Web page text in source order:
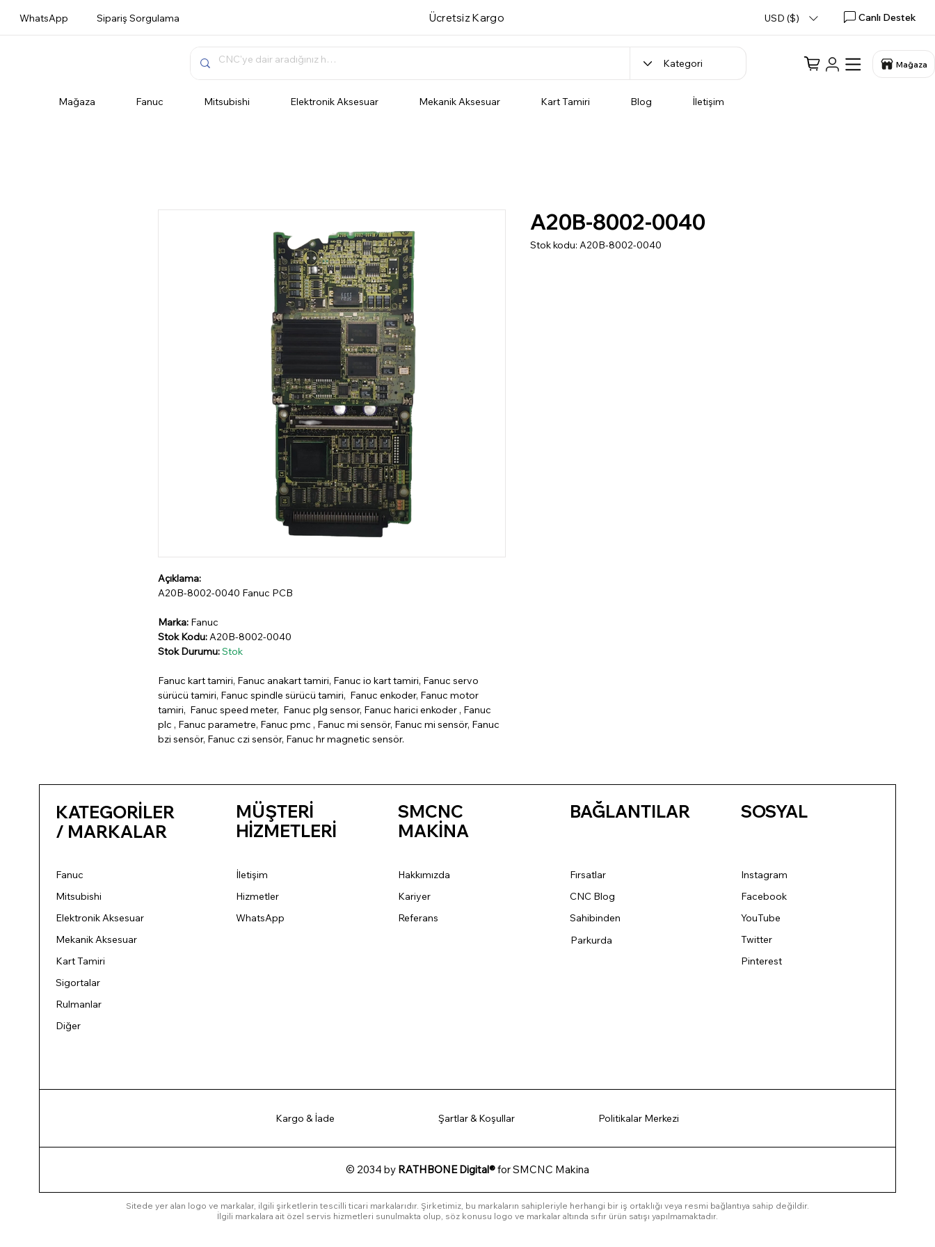
WhatsApp Sipariş Sorgulama Ücretsiz Kargo USD ($) Canlı Destek
Mağaza
Mağaza Fanuc Mitsubishi Elektronik Aksesuar Mekanik Aksesuar Kart Tamiri Blog İletişim
Açıklama:
A20B-8002-0040 Fanuc PCB
Marka: Fanuc
Stok Kodu:A20B-8002-0040
Stok Durumu:Stok
Fanuc kart tamiri, Fanuc anakart tamiri, Fanuc io kart tamiri, Fanuc servo
sürücü tamiri, Fanuc spindle sürücü tamiri, Fanuc enkoder, Fanuc motor
tamiri, Fanuc speed meter, Fanuc plg sensor, Fanuc harici enkoder , Fanuc
plc , Fanuc parametre, Fanuc pmc , Fanuc mi sensör, Fanuc mi sensör, Fanuc
bzi sensör, Fanuc czi sensör, Fanuc hr magnetic sensör.
A20B-8002-0040
Stok kodu: A20B-8002-0040
KATEGORİLER
/ MARKALAR
Fanuc
Mitsubishi
Elektronik Aksesuar
Mekanik Aksesuar
Kart Tamiri
Sigortalar
Rulmanlar
Diğer
MÜŞTERİ
HİZMETLERİ
İletişim
Hizmetler
WhatsApp
SMCNC
MAKİNA
Hakkımızda
Kariyer
Referans
BAĞLANTILAR
Fırsatlar
CNC Blog
Sahibinden
Parkurda
SOSYAL
Instagram
Facebook
YouTube
Twitter
Pinterest
Kargo & İade Şartlar & Koşullar Politikalar Merkezi
© 2034 by RATHBONE Digital®for SMCNC Makina
Sitede yer alan logo ve markalar, ilgili şirketlerin tescilli ticari markalarıdır. Şirketimiz, bu markaların sahipleriyle herhangi bir iş ortaklığı veya resmi bağlantıya sahip değildir.
İlgili markalara ait özel servis hizmetleri sunulmakta olup, söz konusu logo ve markalar altında sıfır ürün satışı yapılmamaktadır.